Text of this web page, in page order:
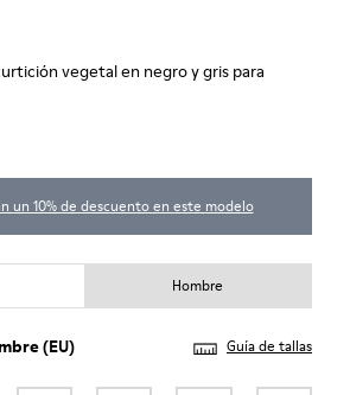
vegetal en negro y gris para
un 10% de descuento en este modelo
Hombre
(EU) Guía de tallas